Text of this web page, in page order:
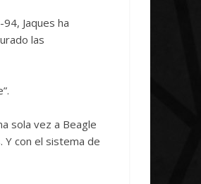
Jaques ha
las
sola vez a Beagle
Y con el sistema de
0